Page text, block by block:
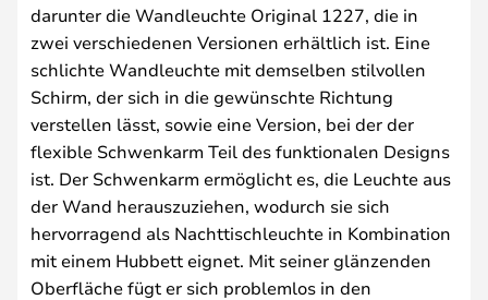
darunter die Wandleuchte Original 1227, die in
zwei verschiedenen Versionen erhältlich ist. Eine
schlichte Wandleuchte mit demselben stilvollen
Schirm, der sich in die gewünschte Richtung
verstellen lässt, sowie eine Version, bei der der
flexible Schwenkarm Teil des funktionalen Designs
ist. Der Schwenkarm ermöglicht es, die Leuchte aus
der Wand herauszuziehen, wodurch sie sich
hervorragend als Nachttischleuchte in Kombination
mit einem Hubbett eignet. Mit seiner glänzenden
Oberfläche fügt er sich problemlos in den